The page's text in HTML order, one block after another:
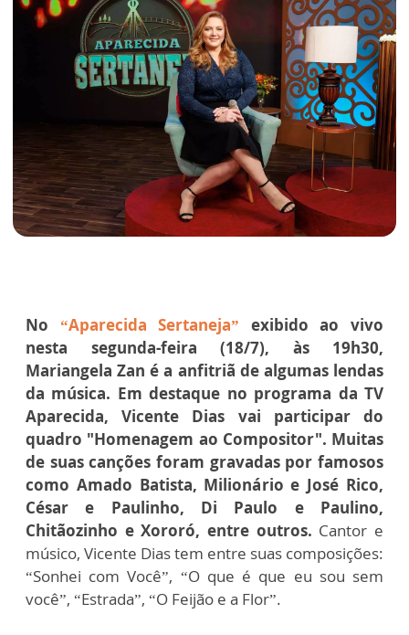
No “Aparecida Sertaneja” exibido ao vivo
nesta segunda-feira (18/7), às 19h30,
Mariangela Zan é a anfitriã de algumas lendas
da música. Em destaque no programa da TV
Aparecida, Vicente Dias vai participar do
quadro "Homenagem ao Compositor". Muitas
de suas canções foram gravadas por famosos
como Amado Batista, Milionário e José Rico,
César e Paulinho, Di Paulo e Paulino,
Chitãozinho e Xororó, entre outros. Cantor e
músico, Vicente Dias tem entre suas composições:
“Sonhei com Você”, “O que é que eu sou sem
você”, “Estrada”, “O Feijão e a Flor”.